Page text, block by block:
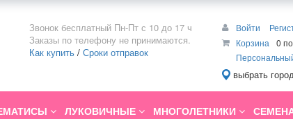
Звонок бесплатный Пн-Пт с 10 до 17 ч
Заказы по телефону не принимаются.
Как купить / Сроки отправок
Войти
Корзина
0
выбрать
ЛУКОВИЧНЫЕ МНОГОЛЕТНИКИ